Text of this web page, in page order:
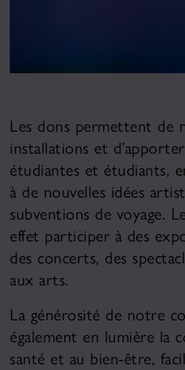
Les dons permettent de
installations et
étudiantes et étudiants,
à de nouvelles idées
subventions de voyage.
effet participer à des
des concerts, des
aux arts.
La générosité de notre
également en lumière la
santé et au bien-être,